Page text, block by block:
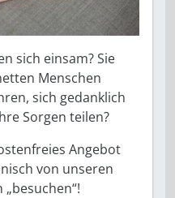
sich einsam? Sie
Menschen
sich ge­danklich
Sorgen teilen?
Angebot
von unseren